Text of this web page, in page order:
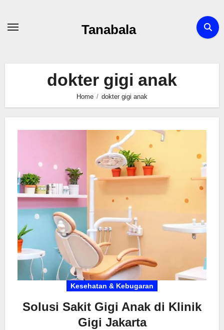
Tanabala
dokter gigi anak
Home dokter gigi anak
Kesehatan & Kebugaran
Solusi Sakit Gigi Anak di Klinik
Gigi Jakarta